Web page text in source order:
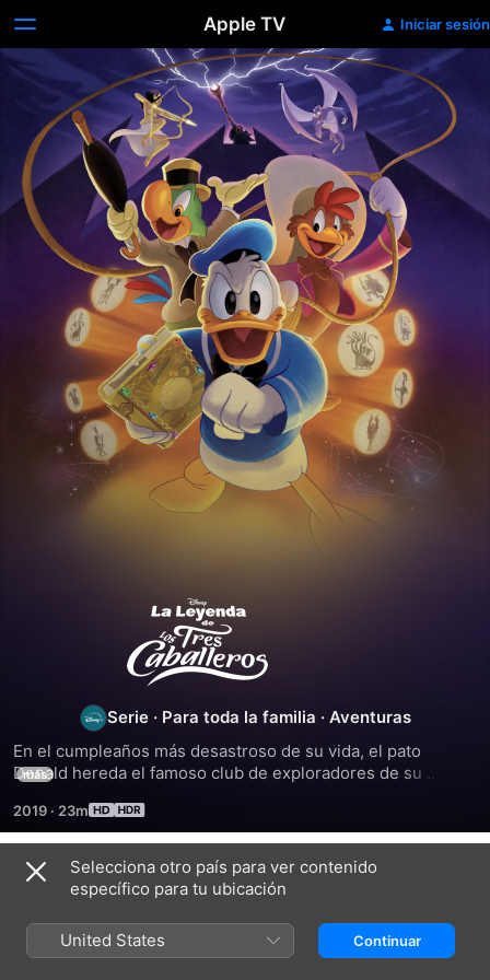
Apple TV Iniciar sesión
La
leyenda
de
los
Tres
Caballeros
Serie · Para toda la familia · Aventuras
En el cumpleaños más desastroso de su vida, el pato
Donald hereda el famoso club de exploradores de su
temerario gallo Panchito. Los tres son descendientes
directos de los heroicos Tres Caballeros, pero ni la mitad
de valientes o atrevidos. Con la ayuda de su guía Xandra,
Diosa de la Aventura, viajan por místicos reinos luchando
contra las fuerzas del mal. A medida que se van haciendo
hermanos en combate, estos nuevos Tres Caballeros
aprenden rápidamente que son tal para cual y deben
más
2019 · 23m
Temporada 1
Selecciona otro país para ver contenido
específico para tu ubicación
United States Continuar